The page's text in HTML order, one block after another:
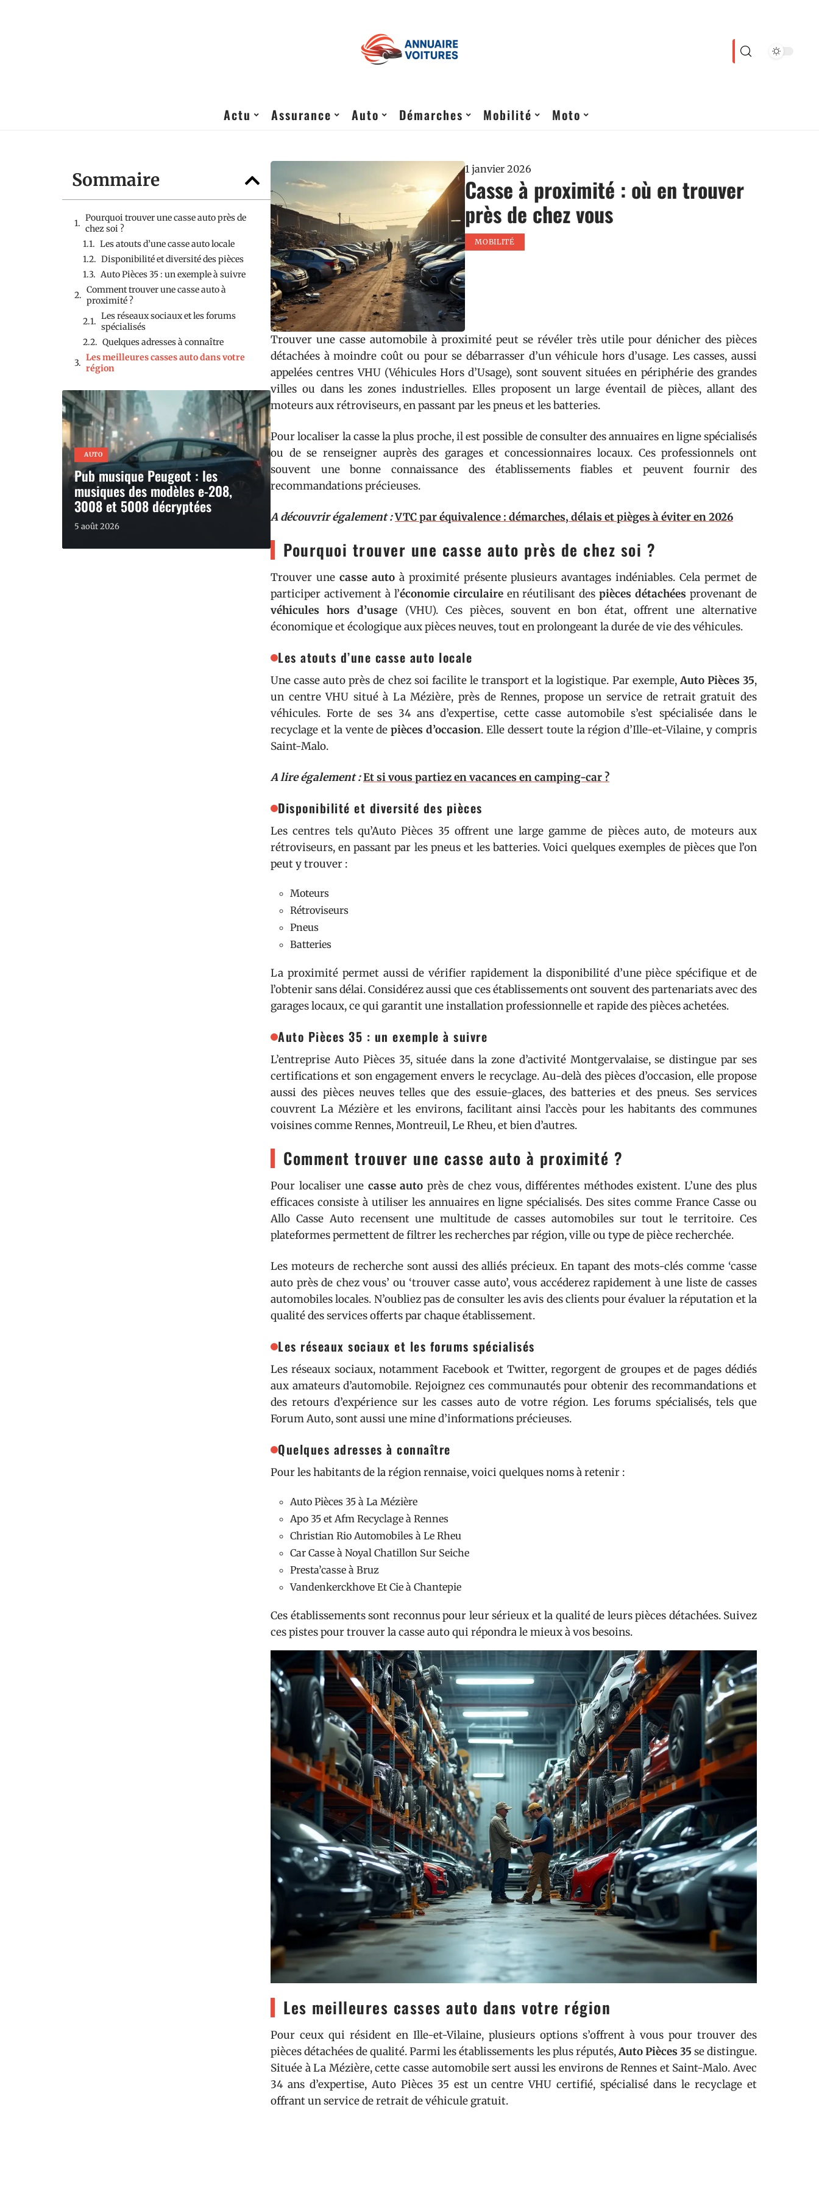
Actu Assurance Auto Démarches Mobilité Moto
Sommaire
Pourquoi trouver une casse auto près de
chez soi ?
Les atouts d’une casse auto locale
Disponibilité et diversité des pièces
Auto Pièces 35 : un exemple à suivre
Comment trouver une casse auto à
proximité ?
Les réseaux sociaux et les forums
spécialisés
Quelques adresses à connaître
Les meilleures casses auto dans votre
région
AUTO
Pub musique Peugeot : les
musiques des modèles e-208,
3008 et 5008 décryptées
5 août 2026
1 janvier 2026
Casse à proximité : où en trouver
près de chez vous
MOBILITÉ
Trouver une casse automobile à proximité peut se révéler très utile pour dénicher des pièces
détachées à moindre coût ou pour se débarrasser d’un véhicule hors d’usage. Les casses, aussi
appelées centres VHU (Véhicules Hors d’Usage), sont souvent situées en périphérie des grandes
villes ou dans les zones industrielles. Elles proposent un large éventail de pièces, allant des
moteurs aux rétroviseurs, en passant par les pneus et les batteries.
Pour localiser la casse la plus proche, il est possible de consulter des annuaires en ligne spécialisés
ou de se renseigner auprès des garages et concessionnaires locaux. Ces professionnels ont
souvent une bonne connaissance des établissements fiables et peuvent fournir des
recommandations précieuses.
A découvrir également :VTC par équivalence : démarches, délais et pièges à éviter en 2026
Pourquoi trouver une casse auto près de chez soi ?
Trouver une casse autoà proximité présente plusieurs avantages indéniables. Cela permet de
participer activement à l’économie circulaireen réutilisant despièces détachées provenant de
véhicules hors d’usage (VHU). Ces pièces, souvent en bon état, offrent une alternative
économique et écologique aux pièces neuves, tout en prolongeant la durée de vie des véhicules.
Les atouts d’une casse auto locale
Une casse auto près de chez soi facilite le transport et la logistique. Par exemple,Auto Pièces 35,
un centre VHU situé à La Mézière, près de Rennes, propose un service de retrait gratuit des
véhicules. Forte de ses 34 ans d’expertise, cette casse automobile s’est spécialisée dans le
recyclage et la vente depièces d’occasion. Elle dessert toute la région d’Ille-et-Vilaine, y compris
Saint-Malo.
A lire également :Et si vous partiez en vacances en camping-car ?
Disponibilité et diversité des pièces
Les centres tels qu’Auto Pièces 35 offrent une large gamme de pièces auto, de moteurs aux
rétroviseurs, en passant par les pneus et les batteries. Voici quelques exemples de pièces que l’on
peut y trouver :
Moteurs
Rétroviseurs
Pneus
Batteries
La proximité permet aussi de vérifier rapidement la disponibilité d’une pièce spécifique et de
l’obtenir sans délai. Considérez aussi que ces établissements ont souvent des partenariats avec des
garages locaux, ce qui garantit une installation professionnelle et rapide des pièces achetées.
Auto Pièces 35 : un exemple à suivre
L’entreprise Auto Pièces 35, située dans la zone d’activité Montgervalaise, se distingue par ses
certifications et son engagement envers le recyclage. Au-delà des pièces d’occasion, elle propose
aussi des pièces neuves telles que des essuie-glaces, des batteries et des pneus. Ses services
couvrent La Mézière et les environs, facilitant ainsi l’accès pour les habitants des communes
voisines comme Rennes, Montreuil, Le Rheu, et bien d’autres.
Comment trouver une casse auto à proximité ?
Pour localiser une casse auto près de chez vous, différentes méthodes existent. L’une des plus
efficaces consiste à utiliser les annuaires en ligne spécialisés. Des sites comme France Casse ou
Allo Casse Auto recensent une multitude de casses automobiles sur tout le territoire. Ces
plateformes permettent de filtrer les recherches par région, ville ou type de pièce recherchée.
Les moteurs de recherche sont aussi des alliés précieux. En tapant des mots-clés comme ‘casse
auto près de chez vous’ ou ‘trouver casse auto’, vous accéderez rapidement à une liste de casses
automobiles locales. N’oubliez pas de consulter les avis des clients pour évaluer la réputation et la
qualité des services offerts par chaque établissement.
Les réseaux sociaux et les forums spécialisés
Les réseaux sociaux, notamment Facebook et Twitter, regorgent de groupes et de pages dédiés
aux amateurs d’automobile. Rejoignez ces communautés pour obtenir des recommandations et
des retours d’expérience sur les casses auto de votre région. Les forums spécialisés, tels que
Forum Auto, sont aussi une mine d’informations précieuses.
Quelques adresses à connaître
Pour les habitants de la région rennaise, voici quelques noms à retenir :
Auto Pièces 35 à La Mézière
Apo 35 et Afm Recyclage à Rennes
Christian Rio Automobiles à Le Rheu
Car Casse à Noyal Chatillon Sur Seiche
Presta’casse à Bruz
Vandenkerckhove Et Cie à Chantepie
Ces établissements sont reconnus pour leur sérieux et la qualité de leurs pièces détachées. Suivez
ces pistes pour trouver la casse auto qui répondra le mieux à vos besoins.
Les meilleures casses auto dans votre région
Pour ceux qui résident en Ille-et-Vilaine, plusieurs options s’offrent à vous pour trouver des
pièces détachées de qualité. Parmi les établissements les plus réputés,Auto Pièces 35 se distingue.
Située à La Mézière, cette casse automobile sert aussi les environs de Rennes et Saint-Malo. Avec
34 ans d’expertise, Auto Pièces 35 est un centre VHU certifié, spécialisé dans le recyclage et
offrant un service de retrait de véhicule gratuit.